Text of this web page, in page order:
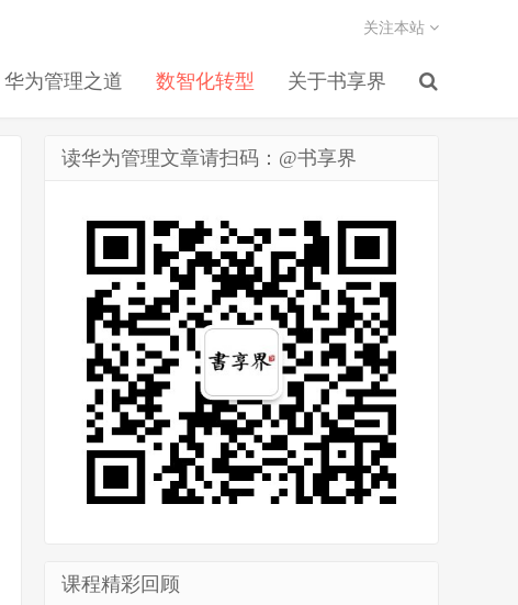
华为管理之道 数智化转型 关于书享界
关注本站
读华为管理文章请扫码：@书享界
课程精彩回顾